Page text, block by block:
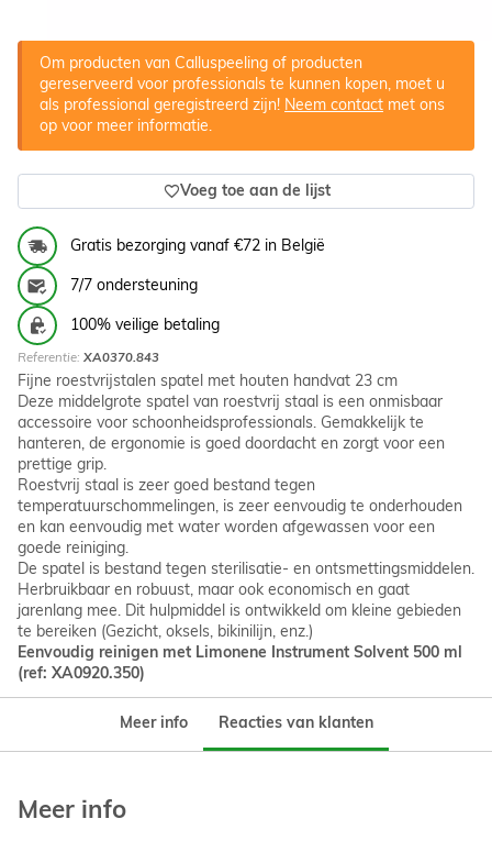
Om producten van Calluspeeling of producten
gereserveerd voor professionals te kunnen kopen, moet u
als professional geregistreerd zijn! Neem contact met ons
op voor meer informatie.
Voeg toe aan de lijst
Gratis bezorging vanaf €72 in België
7/7 ondersteuning
100% veilige betaling
Referentie: XA0370.843
Fijne roestvrijstalen spatel met houten handvat 23 cm
Deze middelgrote spatel van roestvrij staal is een onmisbaar
accessoire voor schoonheidsprofessionals. Gemakkelijk te
hanteren, de ergonomie is goed doordacht en zorgt voor een
prettige grip.
Roestvrij staal is zeer goed bestand tegen
temperatuurschommelingen, is zeer eenvoudig te onderhouden
en kan eenvoudig met water worden afgewassen voor een
goede reiniging.
De spatel is bestand tegen sterilisatie- en ontsmettingsmiddelen.
Herbruikbaar en robuust, maar ook economisch en gaat
jarenlang mee. Dit hulpmiddel is ontwikkeld om kleine gebieden
te bereiken (Gezicht, oksels, bikinilijn, enz.)
Eenvoudig reinigen met Limonene Instrument Solvent 500 ml
(ref: XA0920.350)
Meer info Reacties van klanten
Meer info